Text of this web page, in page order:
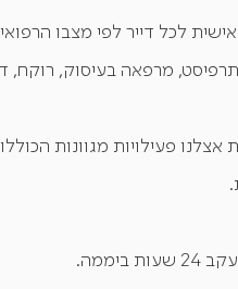
לכל דייר לפי מצבו
מרפאה בעיסוק, רוקח,
פעילויות מגוונות